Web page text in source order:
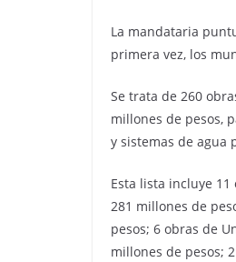
La mandataria
primera vez, los
Se trata de 260
millones de pesos,
y sistemas de agua
Esta lista incluye
281 millones de
pesos; 6 obras de
millones de pesos;